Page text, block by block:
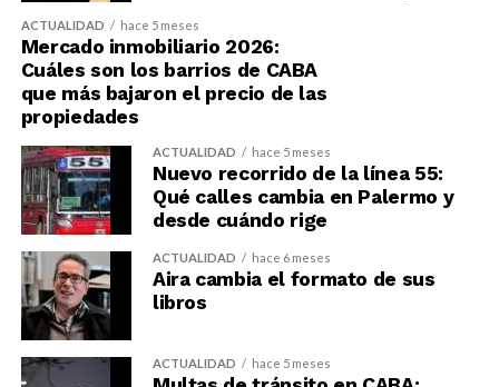
ACTUALIDAD hace 5 meses
Mercado inmobiliario 2026:
Cuáles son los barrios de CABA
que más bajaron el precio de las
propiedades
ACTUALIDAD hace 5 meses
Nuevo recorrido de la línea 55:
Qué calles cambia en Palermo y
desde cuándo rige
ACTUALIDAD hace 6 meses
Aira cambia el formato de sus
libros
ACTUALIDAD hace 5 meses